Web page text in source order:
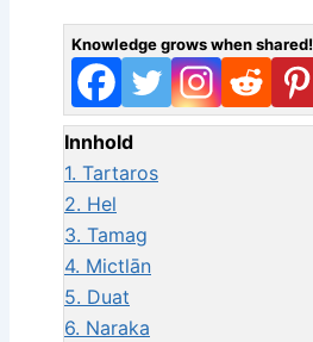
Knowledge grows when shared!
Innhold
1. Tartaros
2. Hel
3. Tamag
4. Mictlān
5. Duat
6. Naraka